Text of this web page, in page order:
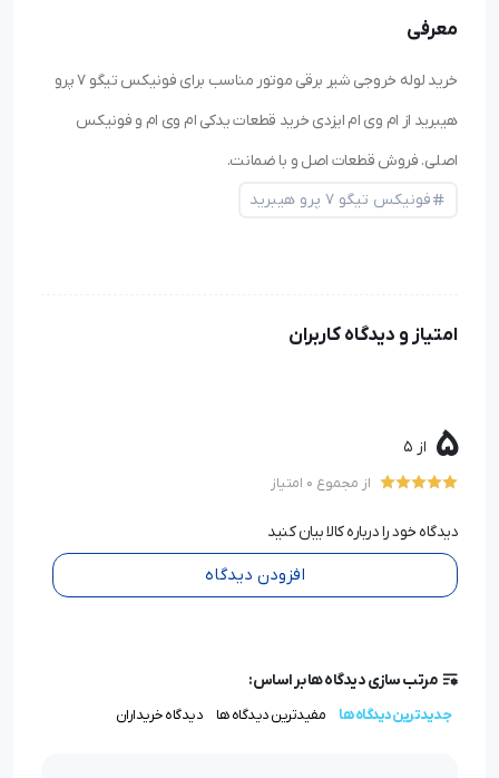
معرفی
خرید لوله خروجی شیر برقی موتور مناسب برای فونیکس تیگو ۷ پرو
هیبرید از ام وی ام ایزدی خرید قطعات یدکی ام وی ام و فونیکس
اصلی. فروش قطعات اصل و با ضمانت.
فونیکس تیگو ۷ پرو هیبرید
امتیاز و دیدگاه کاربران
5 از 5
از مجموع 0 امتیاز
دیدگاه خود را درباره کالا بیان کنید
افزودن دیدگاه
مرتب سازی دیدگاه ها بر اساس:
جدیدترین دیدگاه ها مفیدترین دیدگاه ها دیدگاه خریداران